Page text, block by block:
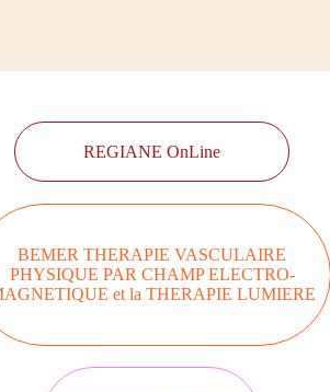
REGIANE OnLine
BEMER THERAPIE VASCULAIRE
PHYSIQUE PAR CHAMP ELECTRO-
et la THERAPIE LUMIERE